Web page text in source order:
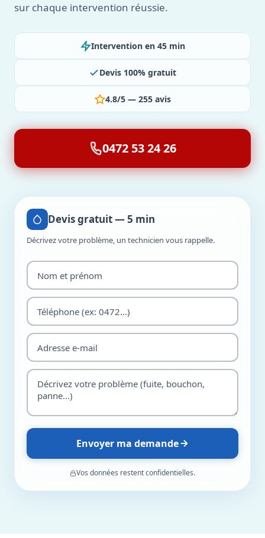
sur chaque intervention réussie.
Intervention en 45 min
Devis 100% gratuit
4.8/5 — 255 avis
0472 53 24 26
Devis gratuit — 5 min
Décrivez votre problème, un technicien vous rappelle.
Envoyer ma demande
Vos données restent confidentielles.